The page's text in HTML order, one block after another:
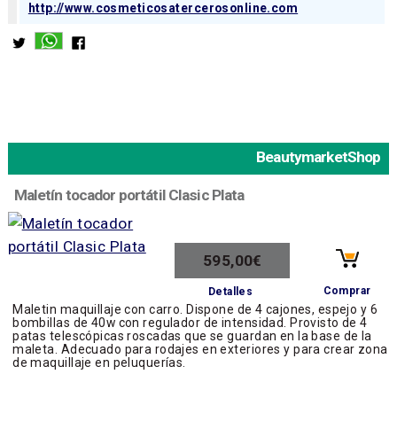
http://www.cosmeticosatercerosonline.com
BeautymarketShop
Maletín tocador portátil Clasic Plata
595,00€
Detalles Comprar
Maletin maquillaje con carro. Dispone de 4 cajones, espejo y 6
bombillas de 40w con regulador de intensidad. Provisto de 4
patas telescópicas roscadas que se guardan en la base de la
maleta. Adecuado para rodajes en exteriores y para crear zona
de maquillaje en peluquerías.